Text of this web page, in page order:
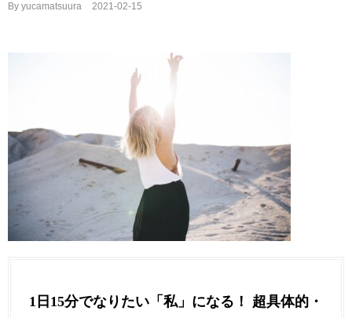
By yucamatsuura 2021-02-15
1日15分でなりたい「私」になる！ 超具体的・